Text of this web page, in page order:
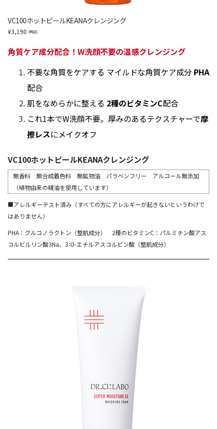
VC100ホットピールKEANAクレンジング
3,190
角質ケア成分配合！W洗顔不要の温感クレンジング
不要な角質をケアする マイルドな角質ケア成分 PHA
配合
肌をなめらかに整える 2種のビタミンC配合
これ1本でW洗顔不要。厚みのあるテクスチャーで摩
擦レスにメイクオフ
VC100ホットピールKEANAクレンジング
無香料 無合成着色料 無鉱物油 パラベンフリー アルコール無添加
（植物由来の精油を使用しています）
■アレルギーテスト済み（すべての方にアレルギーが起きないというわけで
はありません）
PHA：グルコノラクトン（整肌成分） 2種のビタミンC：パルミチン酸アス
コルビルリン酸3Na、3-O-エチルアスコルビン酸（整肌成分）